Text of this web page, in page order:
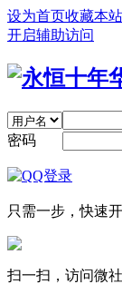
设为首页收藏本站
开启辅助访问
密码
只需一步，快速
扫一扫，访问微